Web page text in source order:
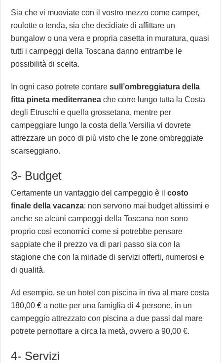
Sia che vi muoviate con il vostro mezzo come camper,
roulotte o tenda, sia che decidiate di affittare un
bungalow o una vera e propria casetta in muratura, quasi
tutti i campeggi della Toscana danno entrambe le
possibilità di scelta.
In ogni caso potrete contaresull’ombreggiatura della
fitta pineta mediterranea che corre lungo tutta la Costa
degli Etruschi e quella grossetana, mentre per
campeggiare lungo la costa della Versilia vi dovrete
attrezzare un poco di più visto che le zone ombreggiate
scarseggiano.
3- Budget
Certamente un vantaggio del campeggio è ilcosto
finale della vacanza: non servono mai budget altissimi e
anche se alcuni campeggi della Toscana non sono
proprio così economici come si potrebbe pensare
sappiate che il prezzo va di pari passo sia con la
stagione che con la miriade di servizi offerti, numerosi e
di qualità.
Ad esempio, se un hotel con piscina in riva al mare costa
180,00 € a notte per una famiglia di 4 persone, in un
campeggio attrezzato con piscina a due passi dal mare
potrete pernottare a circa la metà, ovvero a 90,00 €.
4- Servizi